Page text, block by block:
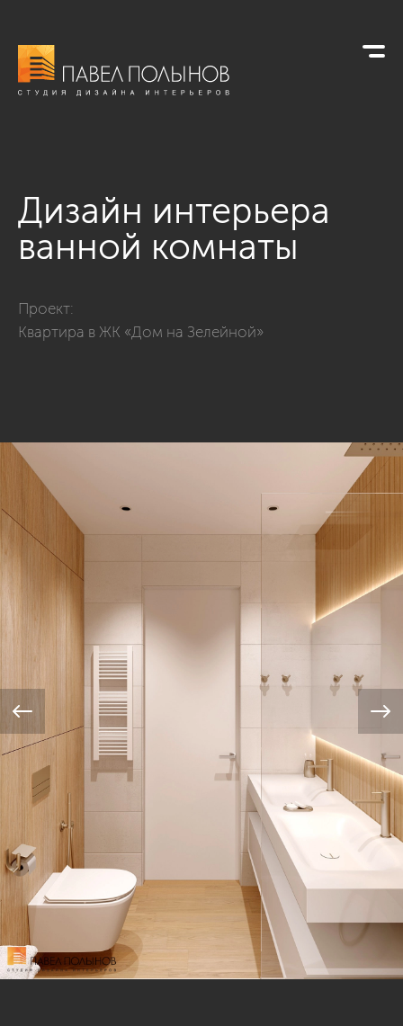
Дизайн интерьера
ванной комнаты
Проект:
Квартира в ЖК «Дом на Зелейной»